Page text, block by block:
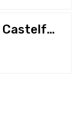
Takanà Food Truck Castelfranco V.